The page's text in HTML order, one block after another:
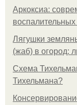
Аркоксиа:
Лягушки
(жаб) в огород:
Схема
Тихельмана?